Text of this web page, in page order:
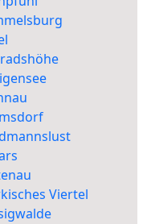
Viertel